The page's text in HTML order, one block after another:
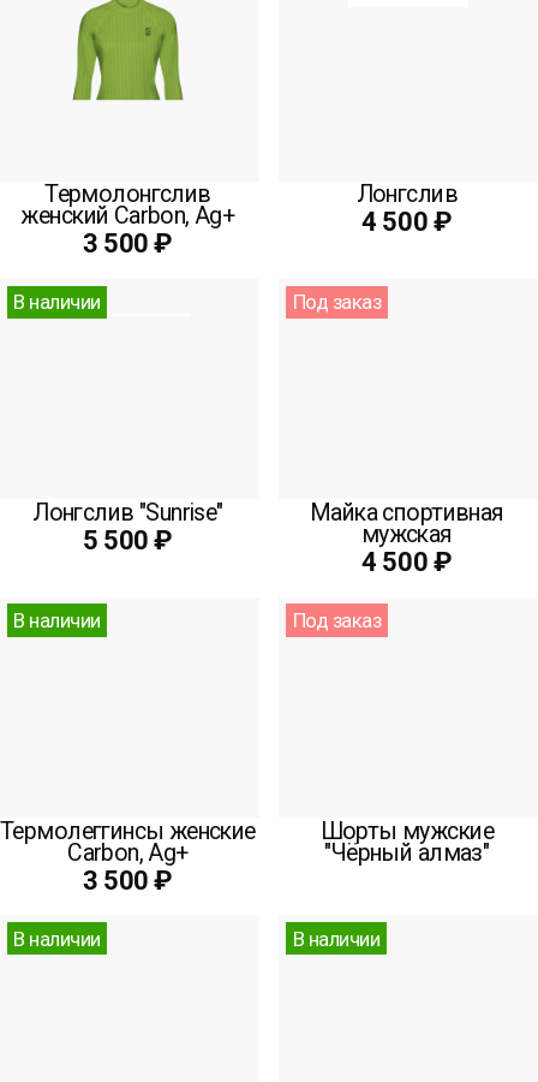
Термолонгслив
женский Carbon, Ag+
3 500 ₽
Лонгслив
4 500 ₽
В наличии
Лонгслив "Sunrise"
5 500 ₽
Под заказ
Майка спортивная
мужская
4 500 ₽
В наличии
Термолеггинсы женские
Carbon, Ag+
3 500 ₽
Под заказ
Шорты мужские
"Чёрный алмаз"
В наличии В наличии